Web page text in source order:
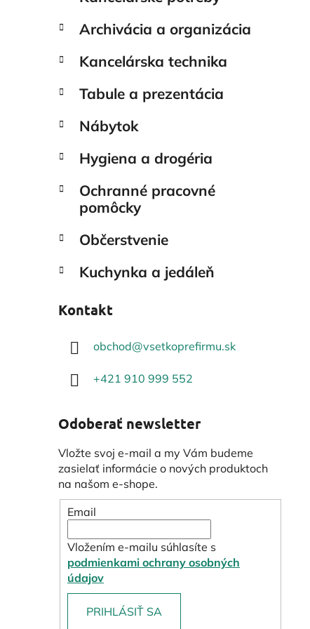
Archivácia a organizácia
Kancelárska technika
Tabule a prezentácia
Nábytok
Hygiena a drogéria
Ochranné pracovné
pomôcky
Občerstvenie
Kuchynka a jedáleň
Kontakt
obchod@vsetkoprefirmu.sk
+421 910 999 552
Odoberať newsletter
Vložte svoj e-mail a my Vám budeme
zasielať informácie o nových produktoch
na našom e-shope.
Email
Vložením e-mailu súhlasíte s
podmienkami ochrany osobných
údajov
PRIHLÁSIŤ SA